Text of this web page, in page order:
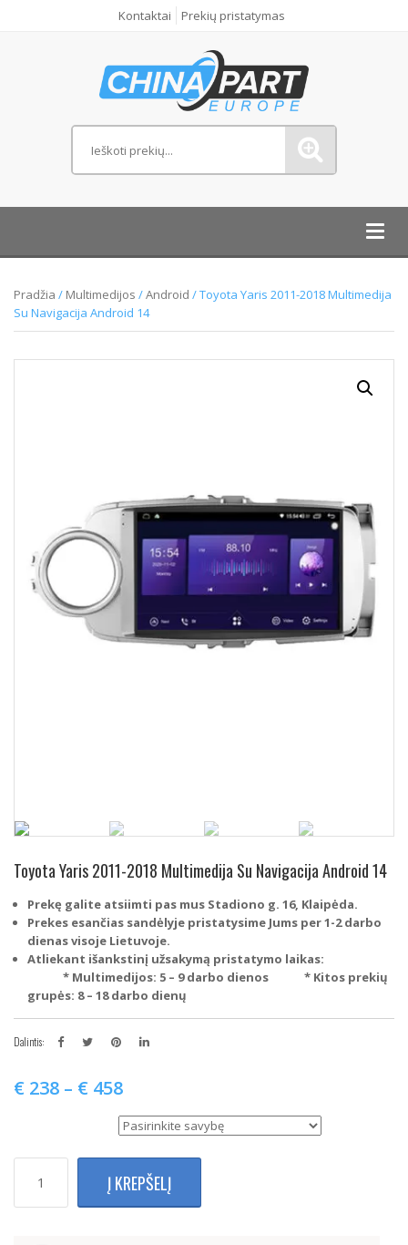
Kontaktai Prekių pristatymas
Pradžia / Multimedijos /Android / Toyota Yaris 2011-2018 Multimedija
Su Navigacija Android 14
Toyota Yaris 2011-2018 Multimedija Su Navigacija Android 14
Prekę galite atsiimti pas mus Stadiono g. 16, Klaipėda.
Prekes esančias sandėlyje pristatysime Jums per 1-2 darbo
dienas visoje Lietuvoje.
Atliekant išankstinį užsakymą pristatymo laikas:
* Multimedijos: 5 – 9 darbo dienos * Kitos prekių
grupės: 8 – 18 darbo dienų
Dalintis:
€ 238 – € 458
kiekis:
Į KREPŠELĮ